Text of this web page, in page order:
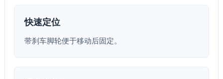
快速定位
带刹车脚轮便于移动后固定。